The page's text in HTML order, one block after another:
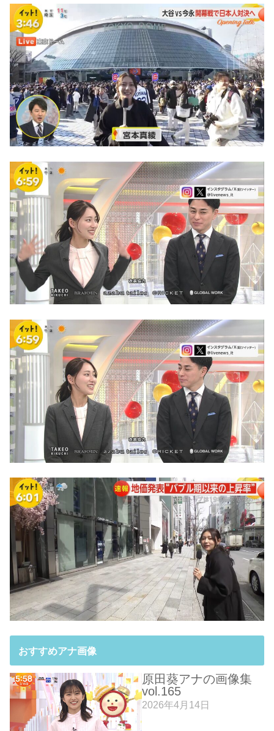
おすすめアナ画像
原田葵アナの画像集
vol.165
2026年4月14日